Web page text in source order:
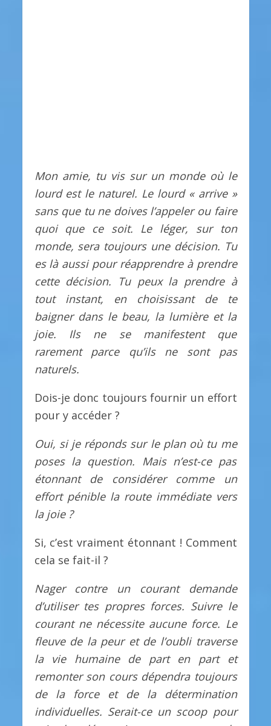
Mon amie, tu vis sur un monde où le
lourd est le naturel. Le lourd « arrive »
sans que tu ne doives l’appeler ou faire
quoi que ce soit. Le léger, sur ton
monde, sera toujours une décision. Tu
es là aussi pour réapprendre à prendre
cette décision. Tu peux la prendre à
tout instant, en choisissant de te
baigner dans le beau, la lumière et la
joie. Ils ne se manifestent que
rarement parce qu’ils ne sont pas
naturels.
Dois-je donc toujours fournir un effort
pour y accéder ?
Oui, si je réponds sur le plan où tu me
poses la question. Mais n’est-ce pas
étonnant de considérer comme un
effort pénible la route immédiate vers
la joie ?
Si, c’est vraiment étonnant ! Comment
cela se fait-il ?
Nager contre un courant demande
d’utiliser tes propres forces. Suivre le
courant ne nécessite aucune force. Le
fleuve de la peur et de l’oubli traverse
la vie humaine de part en part et
remonter son cours dépendra toujours
de la force et de la détermination
individuelles. Serait-ce un scoop pour